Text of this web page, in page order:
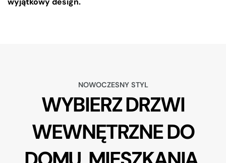
NOWOCZESNY STYL
WYBIERZ DRZWI
WEWNĘTRZNE DO